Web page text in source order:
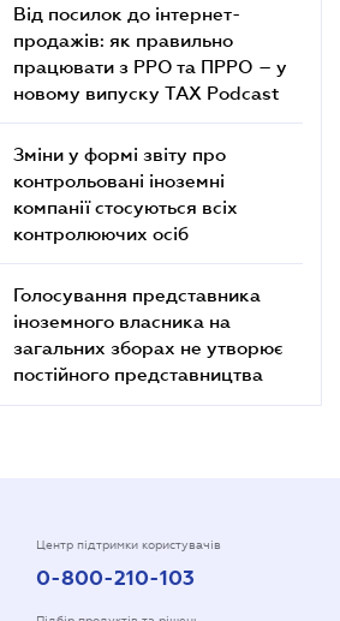
Від посилок до інтернет-
продажів: як правильно
працювати з РРО та ПРРО – у
новому випуску TAX Podcast
Зміни у формі звіту про
контрольовані іноземні
компанії стосуються всіх
контролюючих осіб
Голосування представника
іноземного власника на
загальних зборах не утворює
постійного представництва
Центр підтримки користувачів
0-800-210-103